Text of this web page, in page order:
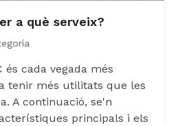
a què serveix?
és cada vegada més
tenir més utilitats que les
A continuació, se'n
principals i els